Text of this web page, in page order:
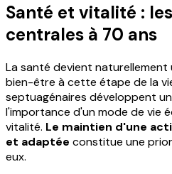
Santé et vitalité :
centrales à 70 ans
La santé devient
bien-être à cette étape de la
septuagénaires développent
l'importance d'un mode de vie
vitalité. Le maintien d'une
et adaptée constitue une
eux.